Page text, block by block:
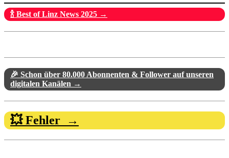
🍾 Best of Linz News 2025 →
🎉 Schon über 80.000 Abonnenten & Follower auf unseren
digitalen Kanälen →
💥 Fehler →